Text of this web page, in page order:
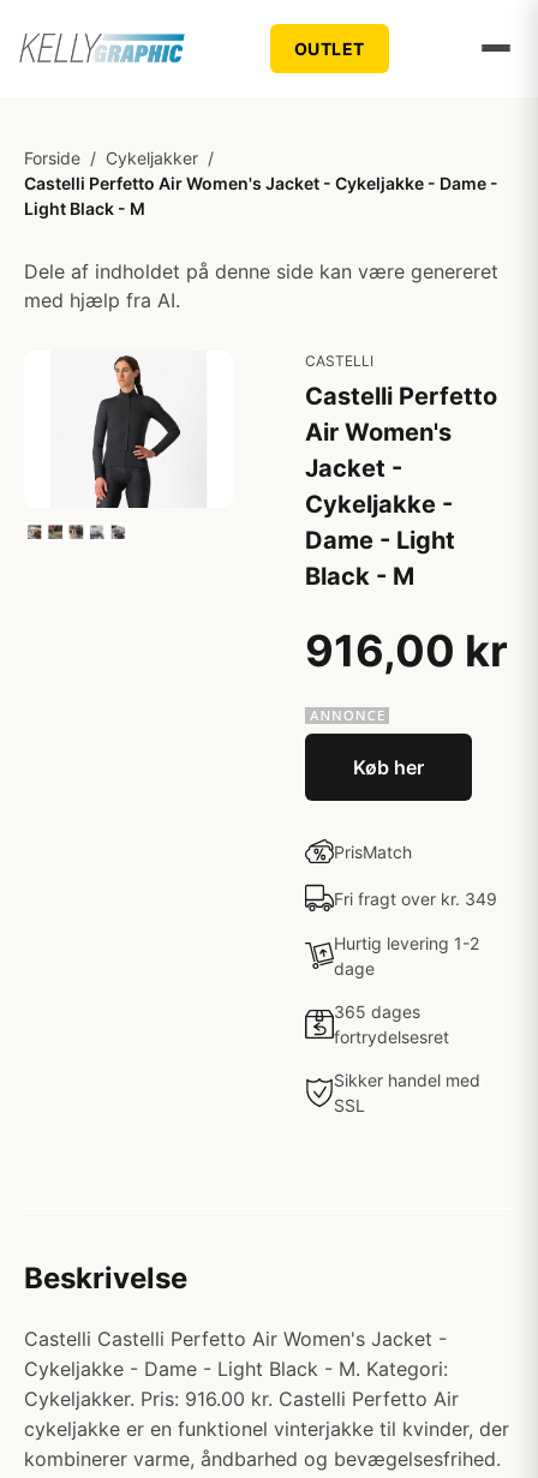
OUTLET
Forside / Cykeljakker /
Castelli Perfetto Air Women's Jacket - Cykeljakke - Dame -
Light Black - M
Dele af indholdet på denne side kan være genereret
med hjælp fra AI.
CASTELLI
Castelli Perfetto
Air Women's
Jacket -
Cykeljakke -
Dame - Light
Black - M
916,00 kr
Køb her
PrisMatch
Fri fragt over kr. 349
Hurtig levering 1-2
dage
365 dages
fortrydelsesret
Sikker handel med
SSL
Beskrivelse
Castelli Castelli Perfetto Air Women's Jacket -
Cykeljakke - Dame - Light Black - M. Kategori:
Cykeljakker. Pris: 916.00 kr. Castelli Perfetto Air
cykeljakke er en funktionel vinterjakke til kvinder, der
kombinerer varme, åndbarhed og bevægelsesfrihed.